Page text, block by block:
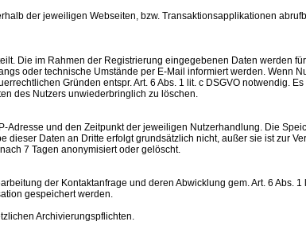
der jeweiligen Webseiten, bzw. Transaktionsapplikationen
Die im Rahmen der Registrierung eingegebenen Daten werden
oder technische Umstände per E-Mail informiert werden. Wenn
Gründen entspr. Art. 6 Abs. 1 lit. c DSGVO notwendig.
des Nutzers unwiederbringlich zu löschen.
und den Zeitpunkt der jeweiligen Nutzerhandlung. Die
Daten an Dritte erfolgt grundsätzlich nicht, außer sie ist zur
7 Tagen anonymisiert oder gelöscht.
der Kontaktanfrage und deren Abwicklung gem. Art. 6 Abs. 1
gespeichert werden.
Archivierungspflichten.